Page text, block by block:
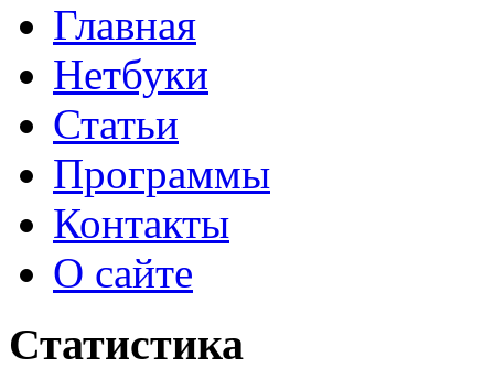
Главная
Нетбуки
Статьи
Программы
Контакты
О сайте
Статистика